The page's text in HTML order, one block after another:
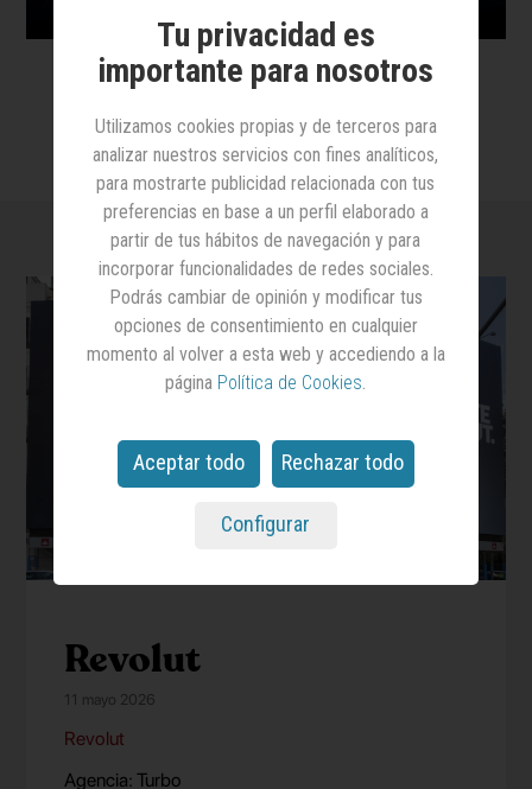
Revolut
11 mayo 2026
Revolut
Agencia: Turbo
Tu privacidad es
importante para nosotros
Utilizamos cookies propias y de terceros para
analizar nuestros servicios con fines analíticos,
para mostrarte publicidad relacionada con tus
preferencias en base a un perfil elaborado a
partir de tus hábitos de navegación y para
incorporar funcionalidades de redes sociales.
Podrás cambiar de opinión y modificar tus
opciones de consentimiento en cualquier
momento al volver a esta web y accediendo a la
página Política de Cookies.
Aceptar todo Rechazar todo
Configurar